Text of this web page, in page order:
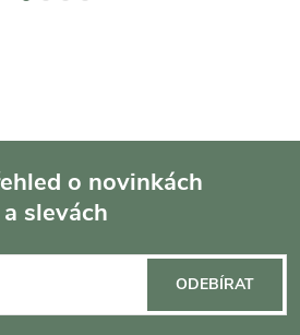
o novinkách
a slevách
ODEBÍRAT